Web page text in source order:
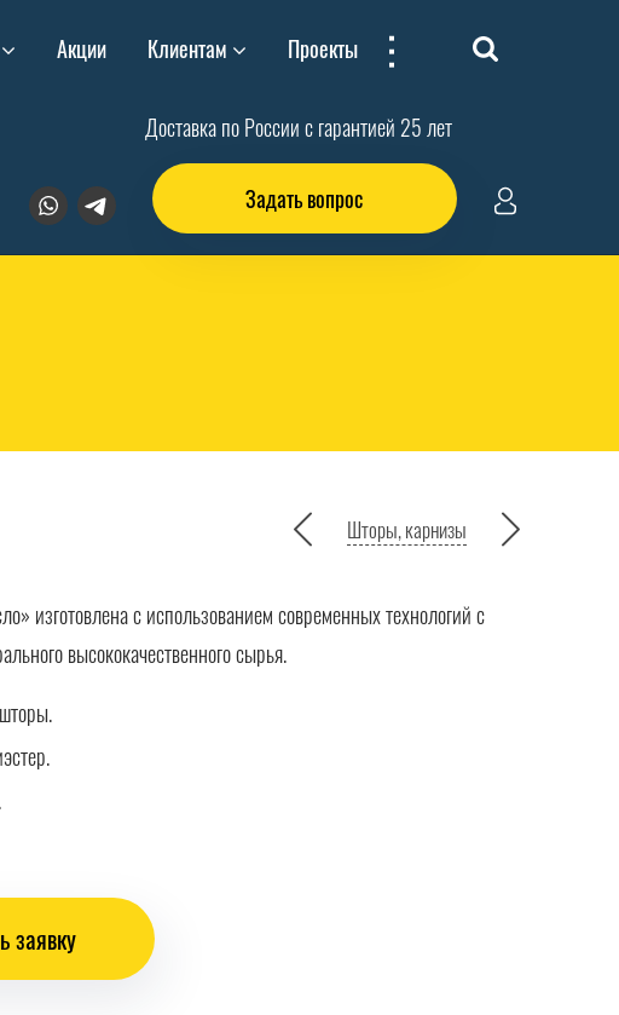
Акции Клиентам Проекты ...
Доставка по России с гарантией 25 лет
Задать вопрос
Шторы, карнизы
изготовлена с использованием современных технологий с
высококачественного сырья.
заявку